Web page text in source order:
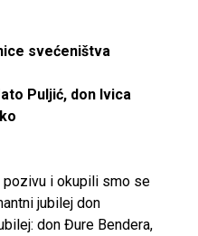
svećeništva
Puljić, don Ivica
pozivu i okupili smo se
jubilej don
don Đure Bendera,